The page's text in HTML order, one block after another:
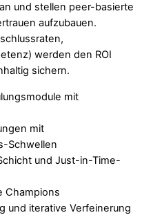
und stellen peer-basierte
aufzubauen.
werden den ROI
sichern.
mit
mit
Schwellen
und Just-in-Time-
Champions
und iterative Verfeinerung